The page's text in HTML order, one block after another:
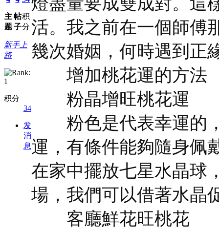
主
题
帖
子
积
分
新手上
路
积分
34
发
消
息
活。我之前在一個師傅
幾次婚姻，何時遇到正
增加桃花運的方法
粉晶增旺桃花運
粉色是代表幸運的，
運，有條件能夠隨身佩
在家中擺放七星水晶球
場，我們可以借著水晶
客廳鮮花旺桃花